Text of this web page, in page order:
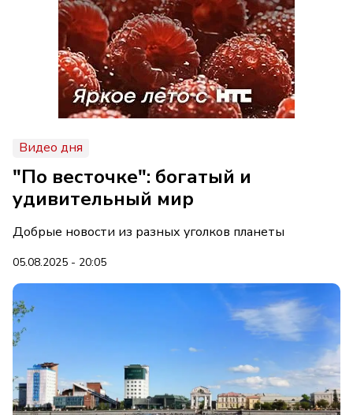
Видео дня
"По весточке": богатый и
удивительный мир
Добрые новости из разных уголков планеты
05.08.2025 - 20:05